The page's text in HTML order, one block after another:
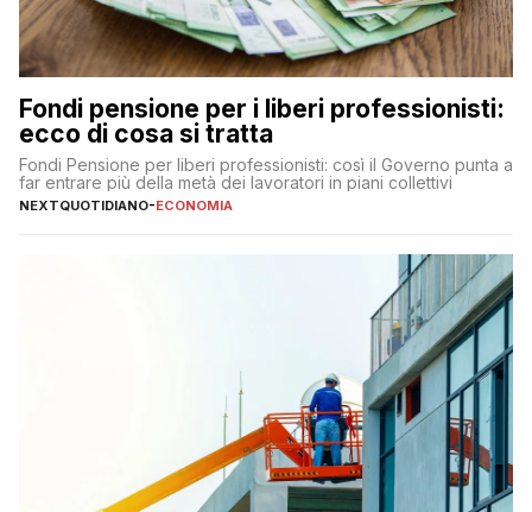
Fondi pensione per i liberi professionisti:
ecco di cosa si tratta
Fondi Pensione per liberi professionisti: così il Governo punta a
far entrare più della metà dei lavoratori in piani collettivi
NEXTQUOTIDIANO-ECONOMIA